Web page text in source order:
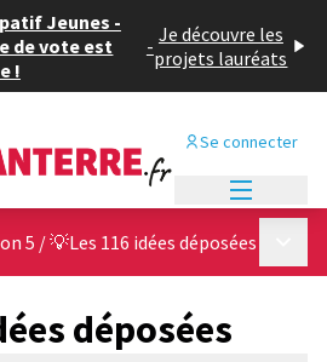
Jeunes -
de vote est
!
- Je découvre les
projets lauréats
Se connecter
5 /💡Les 116 idées déposées
déposées